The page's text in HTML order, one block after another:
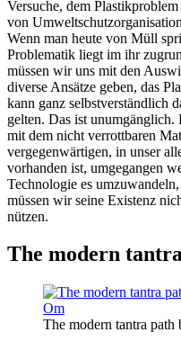
Versuche, dem
von
Wenn man heute von Müll
Problematik liegt im ihr
müssen wir uns mit den
diverse Ansätze geben, das
kann ganz selbstverständlich
gelten. Das ist
mit dem nicht verrottbaren
vergegenwärtigen, in unser
vorhanden ist, umgegangen
Technologie es
müssen wir seine Existenz
nützen.
The modern
The modern tantra